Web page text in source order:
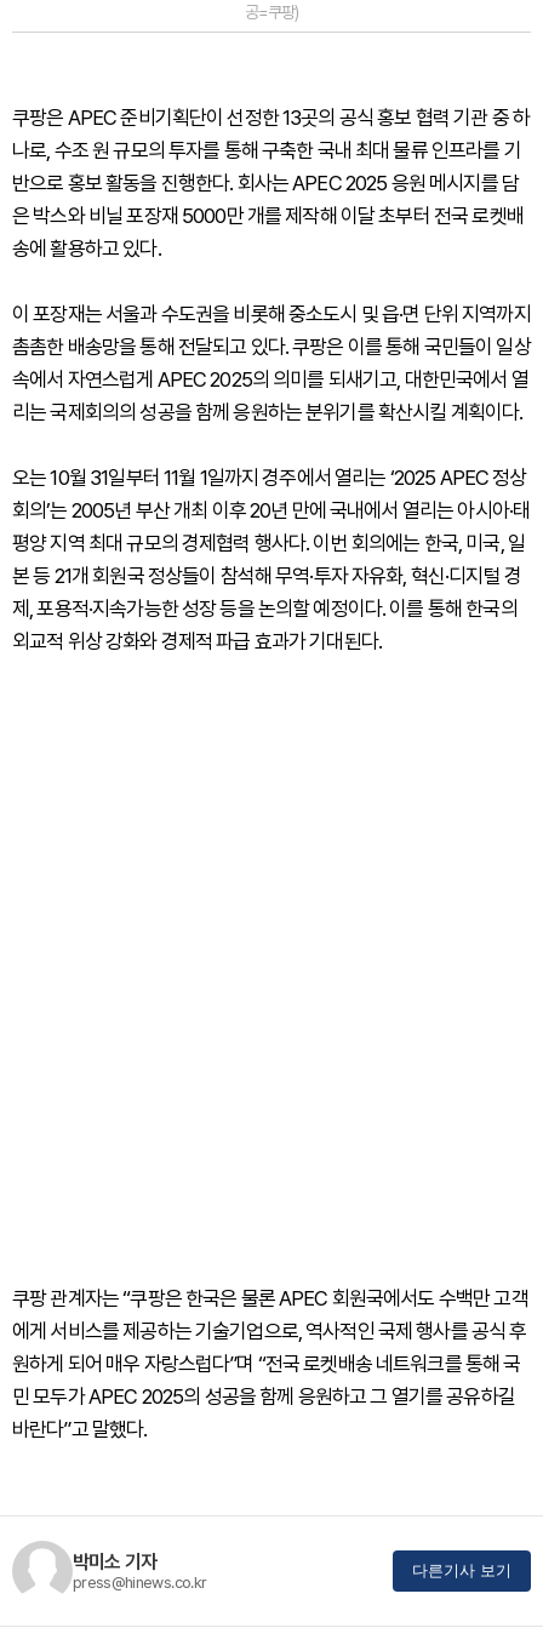
공=쿠팡)
쿠팡은 APEC 준비기획단이 선정한 13곳의 공식 홍보 협력 기관 중 하
나로, 수조 원 규모의 투자를 통해 구축한 국내 최대 물류 인프라를 기
반으로 홍보 활동을 진행한다. 회사는 APEC 2025 응원 메시지를 담
은 박스와 비닐 포장재 5000만 개를 제작해 이달 초부터 전국 로켓배
송에 활용하고 있다.
이 포장재는 서울과 수도권을 비롯해 중소도시 및 읍·면 단위 지역까지
촘촘한 배송망을 통해 전달되고 있다. 쿠팡은 이를 통해 국민들이 일상
속에서 자연스럽게 APEC 2025의 의미를 되새기고, 대한민국에서 열
리는 국제회의의 성공을 함께 응원하는 분위기를 확산시킬 계획이다.
오는 10월 31일부터 11월 1일까지 경주에서 열리는 ‘2025 APEC 정상
회의’는 2005년 부산 개최 이후 20년 만에 국내에서 열리는 아시아·태
평양 지역 최대 규모의 경제협력 행사다. 이번 회의에는 한국, 미국, 일
본 등 21개 회원국 정상들이 참석해 무역·투자 자유화, 혁신·디지털 경
제, 포용적·지속가능한 성장 등을 논의할 예정이다. 이를 통해 한국의
외교적 위상 강화와 경제적 파급 효과가 기대된다.
쿠팡 관계자는 “쿠팡은 한국은 물론 APEC 회원국에서도 수백만 고객
에게 서비스를 제공하는 기술기업으로, 역사적인 국제 행사를 공식 후
원하게 되어 매우 자랑스럽다”며 “전국 로켓배송 네트워크를 통해 국
민 모두가 APEC 2025의 성공을 함께 응원하고 그 열기를 공유하길
바란다”고 말했다.
박미소 기자
press@hinews.co.kr
다른기사 보기